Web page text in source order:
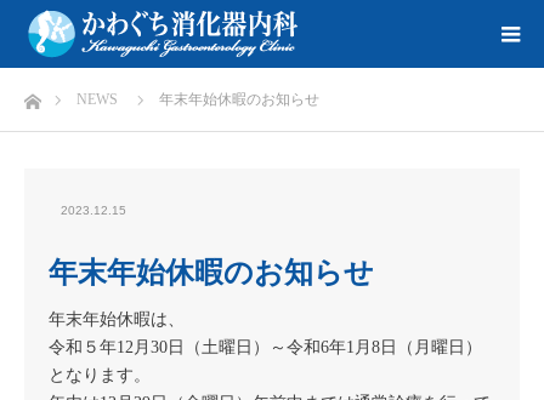
ホームNEWS 年末年始休暇のお知らせ
2023.12.15
年末年始休暇のお知らせ
年末年始休暇は、
令和５年12月30日（土曜日）～令和6年1月8日（月曜日）
となります。